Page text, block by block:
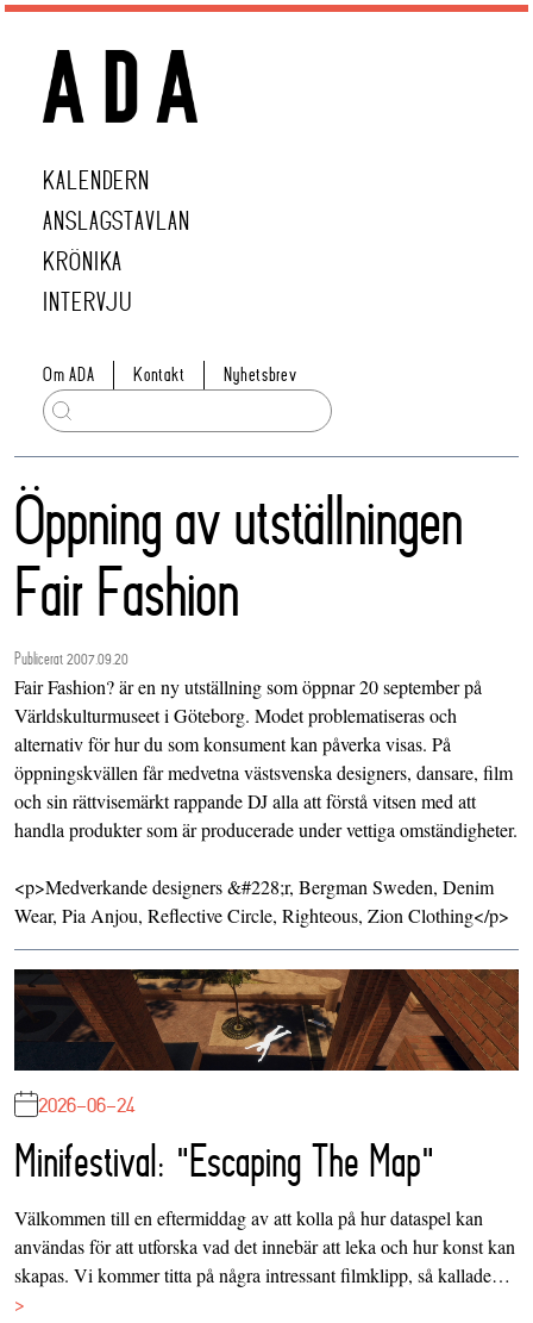
KALENDERN
ANSLAGSTAVLAN
KRÖNIKA
INTERVJU
Om ADA Kontakt Nyhetsbrev
Öppning av utställningen
Fair Fashion
Publicerat 2007.09.20
Fair Fashion? är en ny utställning som öppnar 20 september på
Världskulturmuseet i Göteborg. Modet problematiseras och
alternativ för hur du som konsument kan påverka visas. På
öppningskvällen får medvetna västsvenska designers, dansare, film
och sin rättvisemärkt rappande DJ alla att förstå vitsen med att
handla produkter som är producerade under vettiga omständigheter.
<p>Medverkande designers &#228;r, Bergman Sweden, Denim
Wear, Pia Anjou, Reflective Circle, Righteous, Zion Clothing</p>
2026-06-24
Minifestival: "Escaping The Map"
Välkommen till en eftermiddag av att kolla på hur dataspel kan
användas för att utforska vad det innebär att leka och hur konst kan
skapas. Vi kommer titta på några intressant filmklipp, så kallade…
>